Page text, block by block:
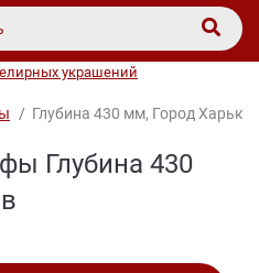
украшений
Глубина 430 мм, Город
Глубина 430